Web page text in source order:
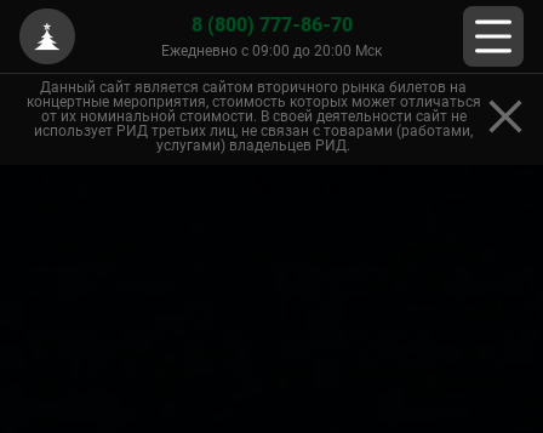
8 (800) 777-86-70
Ежедневно с 09:00 до 20:00 Мск
Данный сайт является сайтом вторичного рынка билетов на
концертные мероприятия, стоимость которых может отличаться
от их номинальной стоимости. В своей деятельности сайт не
использует РИД третьих лиц, не связан с товарами (работами,
услугами) владельцев РИД.